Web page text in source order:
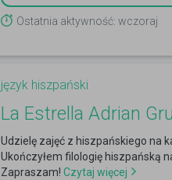
Ostatnia aktywność: wczoraj
język hiszpański
La Estrella Adrian
Udzielę zajęć z hiszpańskiego na
Ukończyłem filologię hiszpańską
Zapraszam! Czytaj więcej